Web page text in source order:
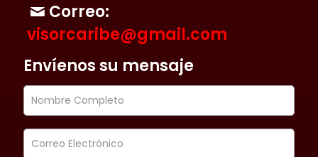
Correo:
visorcaribe@gmail.com
Envíenos su mensaje